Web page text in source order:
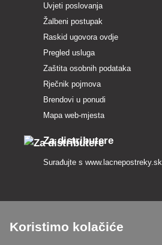
Uvjeti poslovanja
Žalbeni postupak
Raskid ugovora ovdje
Pregled usluga
Zaštita osobnih podataka
Rječnik pojmova
Brendovi u ponudi
Mapa web-mjesta
Za distributere
Surađujte s www.lacnepostreky.sk
Uvijek ćemo vas profesionalno
Koristimo kolačiće